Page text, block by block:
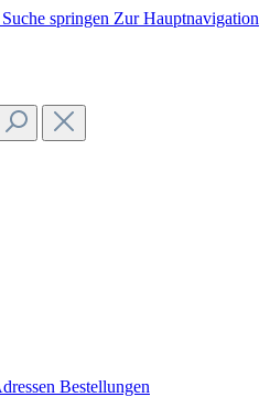
springen Zur Hauptnavigation
Bestellungen